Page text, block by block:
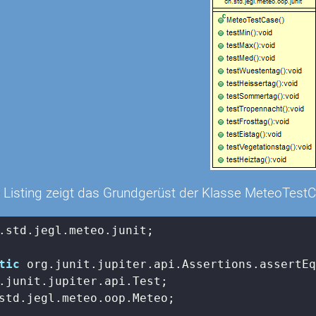
zeigt das Grundgerüst der Klasse